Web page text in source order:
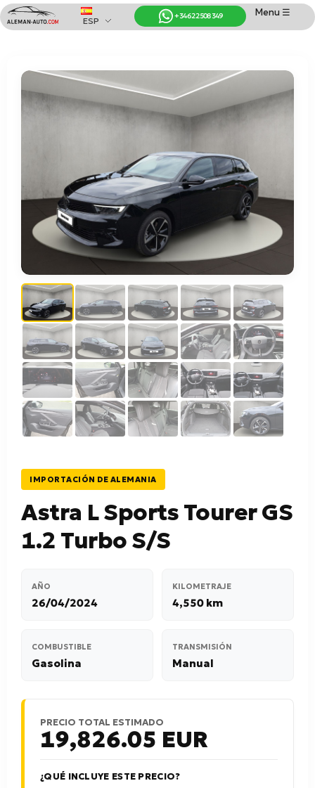
Coches de Alemania
Importación de Coches de Alemania
Menu ☰
+34 622 508 349
ESP
IMPORTACIÓN DE ALEMANIA
Astra L Sports Tourer GS
1.2 Turbo S/S
AÑO
26/04/2024
KILOMETRAJE
4,550 km
COMBUSTIBLE
Gasolina
TRANSMISIÓN
Manual
PRECIO TOTAL ESTIMADO
19,826.05 EUR
¿QUÉ INCLUYE ESTE PRECIO?